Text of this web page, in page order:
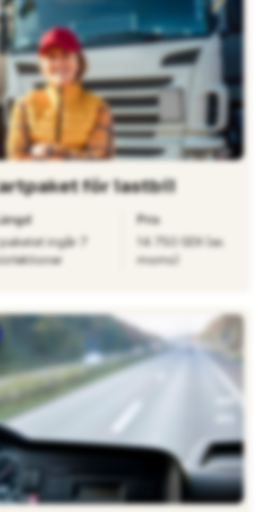
för lastbil
paketet ingår 7
Pris
14 750 SEK (ex.
moms)